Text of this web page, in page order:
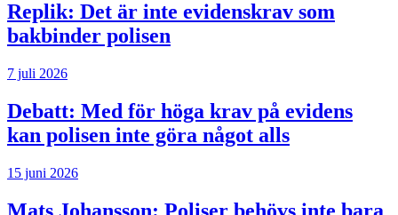
Replik: Det är inte evidenskrav som
bakbinder polisen
7 juli 2026
Debatt: Med för höga krav på evidens
kan polisen inte göra något alls
15 juni 2026
Mats Johansson: Poliser behövs inte bara